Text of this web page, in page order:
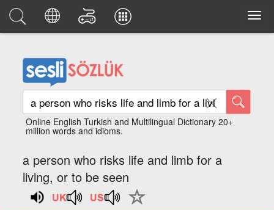
Online English Turkish and Multilingual Dictionary 20+
million words and idioms.
a person who risks life and limb for a
living, or to be seen